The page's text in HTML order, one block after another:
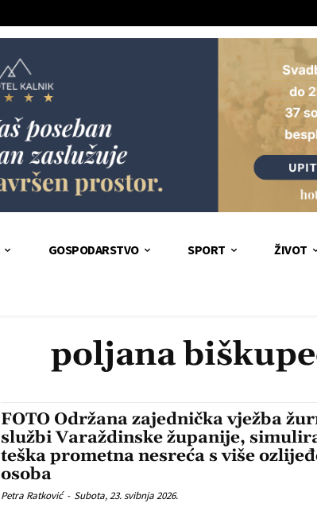
GOSPODARSTVO SPORT ŽIVOT
poljana
FOTO Održana zajednička vježba
službi Varaždinske županije,
teška prometna nesreća s više
osoba
Petra Ratković - Subota, 23. svibnja 2026.